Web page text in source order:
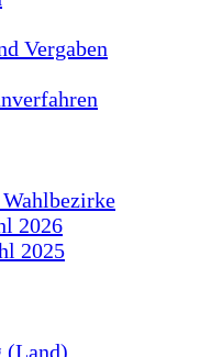
Vergaben
2026
2025
(Land)